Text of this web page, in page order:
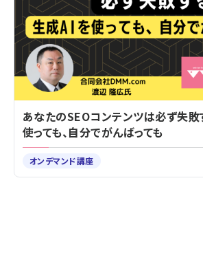
あなたのSEOコンテンツは必ず失敗
使っても、自分でがんばっても
オンデマンド講座